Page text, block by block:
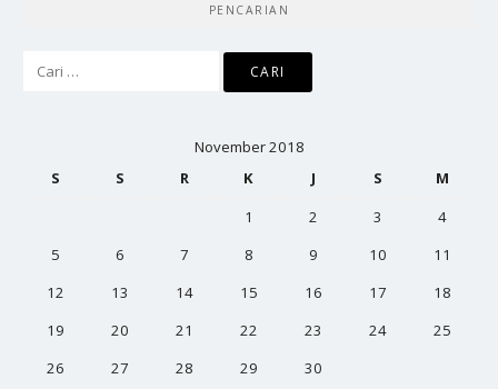
PENCARIAN
November 2018
S
S R K J S
M
1
2 3
4
5
6 7 8 9 10
11
12
13 14 15 16 17
18
19
20 21 22 23 24
25
26
27 28 29 30